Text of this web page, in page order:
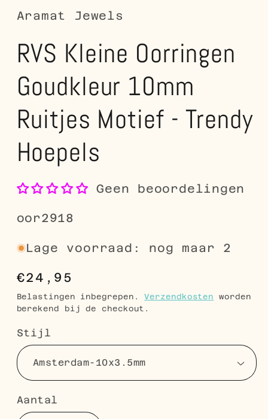
Aramat Jewels
RVS Kleine Oorringen
Goudkleur 10mm
Ruitjes Motief - Trendy
Hoepels
Geen beoordelingen
SKU:
oor2918
Lage voorraad: nog maar 2
Normale
prijs
€24,95
Belastingen inbegrepen.Verzendkosten worden
berekend bij de checkout.
Stijl
Aantal
Aantal